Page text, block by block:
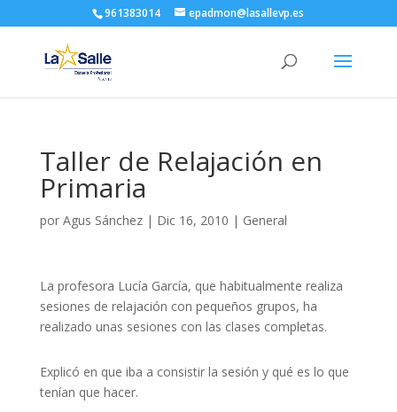
961383014 epadmon@lasallevp.es
Taller de Relajación en
Primaria
por Agus Sánchez| Dic 16, 2010 | General
La profesora Lucía García, que habitualmente realiza
sesiones de relajación con pequeños grupos, ha
realizado unas sesiones con las clases completas.
Explicó en que iba a consistir la sesión y qué es lo que
tenían que hacer.